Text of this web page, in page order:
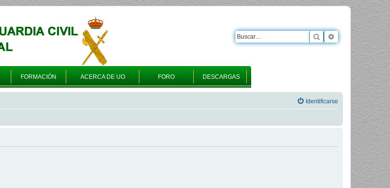
FORMACIÓN ACERCA DE UO FORO DESCARGAS
Buscar Búsqueda
Identificarse